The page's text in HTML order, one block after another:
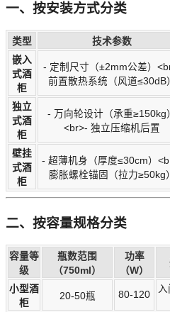
一、按安装方式分类
类型 技术参数
嵌入
式酒
柜
- 定制尺寸（±2mm公差）
前置散热系统（风道≤30dB）
独立
式酒
柜
- 万向轮设计（承重≥150kg
<br>- 独立压缩机后置
壁挂
式酒
柜
- 超薄机身（厚度≤30cm）
膨胀螺栓锚固（拉力≥50kg）
二、按容量规格分类
容量等
级
瓶数范围
（750ml）
功率
（W）
小型酒
柜
20-50瓶 80-120